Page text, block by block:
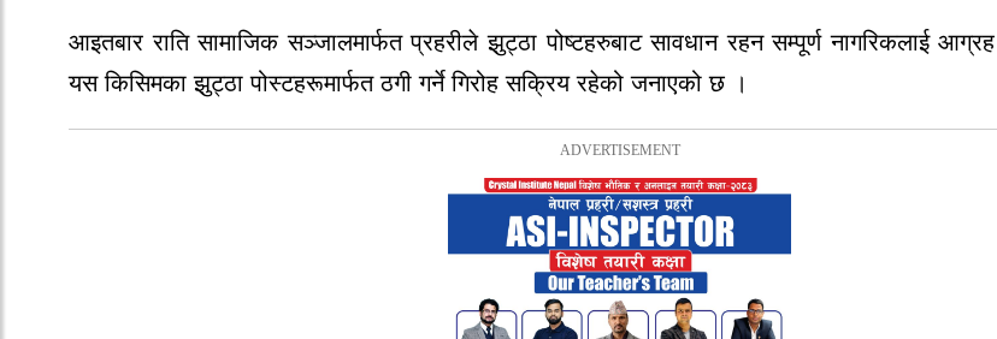
आइतबार राति सामाजिक सञ्जालमार्फत प्रहरीले झुट्ठा पोष्टहरुबाट सावधान रहन सम्पूर्ण नागरिकलाई आग्रह
यस किसिमका झुट्ठा पोस्टहरूमार्फत ठगी गर्ने गिरोह सक्रिय रहेको जनाएको छ ।